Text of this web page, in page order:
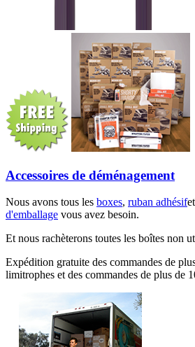
Accessoires de déménagement
Nous avons tous les boxes, ruban adhésifet
d'emballage vous avez besoin.
Et nous rachèterons toutes les boîtes non
Expédition gratuite des commandes de
limitrophes et des commandes de plus de